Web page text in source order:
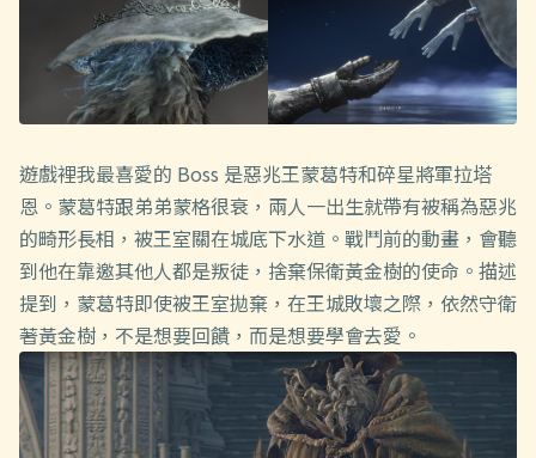
遊戲裡我最喜愛的 Boss 是惡兆王蒙葛特和碎星將軍拉塔
恩。蒙葛特跟弟弟蒙格很衰，兩人一出生就帶有被稱為惡兆
的畸形長相，被王室關在城底下水道。戰鬥前的動畫，會聽
到他在靠邀其他人都是叛徒，捨棄保衛黃金樹的使命。描述
提到，蒙葛特即使被王室拋棄，在王城敗壞之際，依然守衛
著黃金樹，不是想要回饋，而是想要學會去愛。